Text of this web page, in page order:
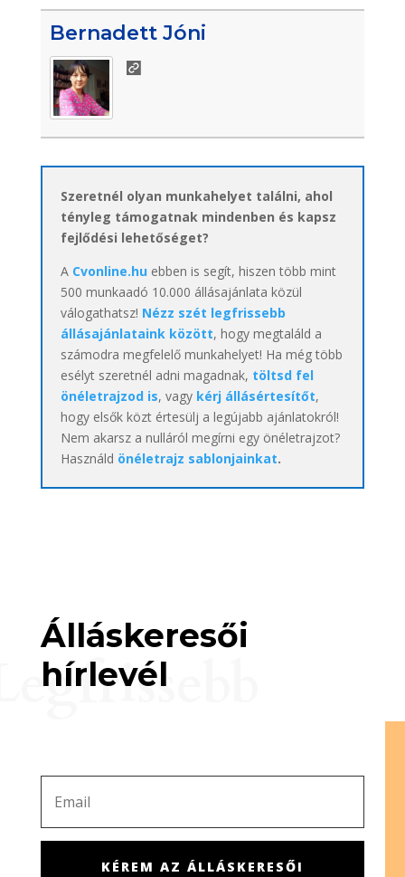
Bernadett Jóni
Szeretnél olyan munkahelyet találni, ahol
tényleg támogatnak mindenben és kapsz
fejlődési lehetőséget?
A Cvonline.huebben is segít, hiszen több mint
500 munkaadó 10.000 állásajánlata közül
válogathatsz! Nézz szét legfrissebb
állásajánlataink között, hogy megtaláld a
számodra megfelelő munkahelyet! Ha még több
esélyt szeretnél adni magadnak, töltsd fel
önéletrajzod is, vagy kérj állásértesítőt,
hogy elsők közt értesülj a legújabb ajánlatokról!
Nem akarsz a nulláról megírni egy önéletrajzot?
Használd önéletrajz sablonjainkat.
Álláskeresői
hírlevél
KÉREM AZ ÁLLÁSKERESŐI